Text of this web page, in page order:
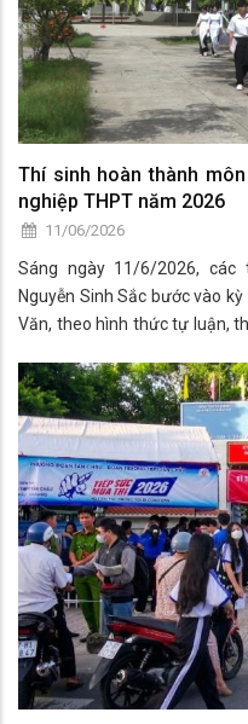
Thí sinh hoàn thành
nghiệp THPT năm 2026
11/06/2026
Sáng ngày 11/6/2026,
Nguyễn Sinh Sắc bước vào
Văn, theo hình thức tự luận,